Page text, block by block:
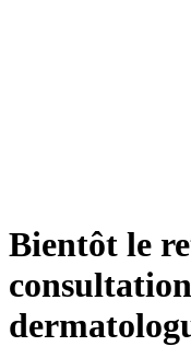
Bientôt le